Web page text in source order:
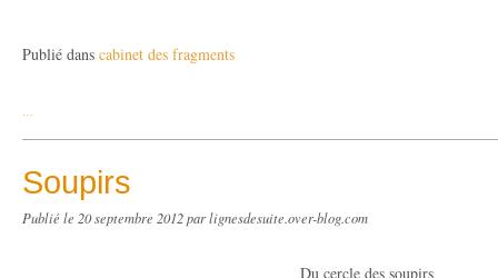
Publié dans cabinet des fragments
…
Soupirs
Publié le 20 septembre 2012par lignesdesuite.over-blog.com
Du cercle des soupirs